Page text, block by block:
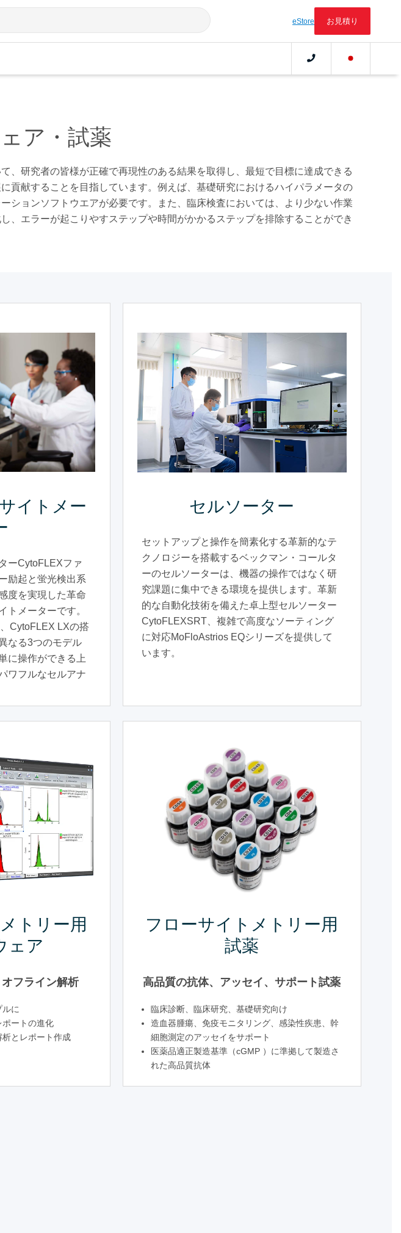
eStore お見積り
ア・試薬
、研究者の皆様が正確で再現性のある結果を取得し、最短で目標に達成できる
貢献することを目指しています。例えば、基礎研究におけるハイパラメータの
ションソフトウエアが必要です。また、臨床検査においては、より少ない作業
、エラーが起こりやすステップや時間がかかるステップを排除することができ
イトメー
ーCytoFLEXファ
励起と蛍光検出系
度を実現した革命
トメーターです。
CytoFLEX LXの搭
なる3つのモデル
に操作ができる上
ワフルなセルアナ
セルソーター
セットアップと操作を簡素化する革新的なテ
クノロジーを搭載するベックマン・コールタ
ーのセルソーターは、機器の操作ではなく研
究課題に集中できる環境を提供します。革新
的な自動化技術を備えた卓上型セルソーター
CytoFLEXSRT、複雑で高度なソーティング
に対応MoFloAstrios EQシリーズを提供して
います。
トリー用
ェア
フライン解析
ルに
ートの進化
とレポート作成
フローサイトメトリー用
試薬
高品質の抗体、アッセイ、サポート試薬
臨床診断、臨床研究、基礎研究向け
造血器腫瘍、免疫モニタリング、感染性疾患、幹
細胞測定のアッセイをサポート
医薬品適正製造基準（cGMP ）に準拠して製造さ
れた高品質抗体